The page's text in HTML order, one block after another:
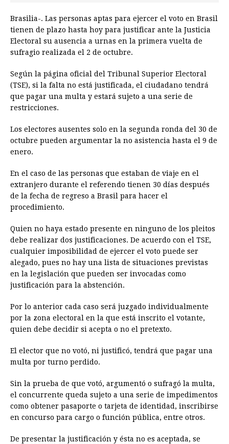
Brasilia-. Las personas aptas para ejercer el voto en Brasil
tienen de plazo hasta hoy para justificar ante la Justicia
Electoral su ausencia a urnas en la primera vuelta de
sufragio realizada el 2 de octubre.
Según la página oficial del Tribunal Superior Electoral
(TSE), si la falta no está justificada, el ciudadano tendrá
que pagar una multa y estará sujeto a una serie de
restricciones.
Los electores ausentes solo en la segunda ronda del 30 de
octubre pueden argumentar la no asistencia hasta el 9 de
enero.
En el caso de las personas que estaban de viaje en el
extranjero durante el referendo tienen 30 días después
de la fecha de regreso a Brasil para hacer el
procedimiento.
Quien no haya estado presente en ninguno de los pleitos
debe realizar dos justificaciones. De acuerdo con el TSE,
cualquier imposibilidad de ejercer el voto puede ser
alegado, pues no hay una lista de situaciones previstas
en la legislación que pueden ser invocadas como
justificación para la abstención.
Por lo anterior cada caso será juzgado individualmente
por la zona electoral en la que está inscrito el votante,
quien debe decidir si acepta o no el pretexto.
El elector que no votó, ni justificó, tendrá que pagar una
multa por turno perdido.
Sin la prueba de que votó, argumentó o sufragó la multa,
el concurrente queda sujeto a una serie de impedimentos
como obtener pasaporte o tarjeta de identidad, inscribirse
en concurso para cargo o función pública, entre otros.
De presentar la justificación y ésta no es aceptada, se